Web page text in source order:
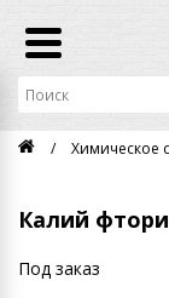
Химическое
Калий
Под заказ